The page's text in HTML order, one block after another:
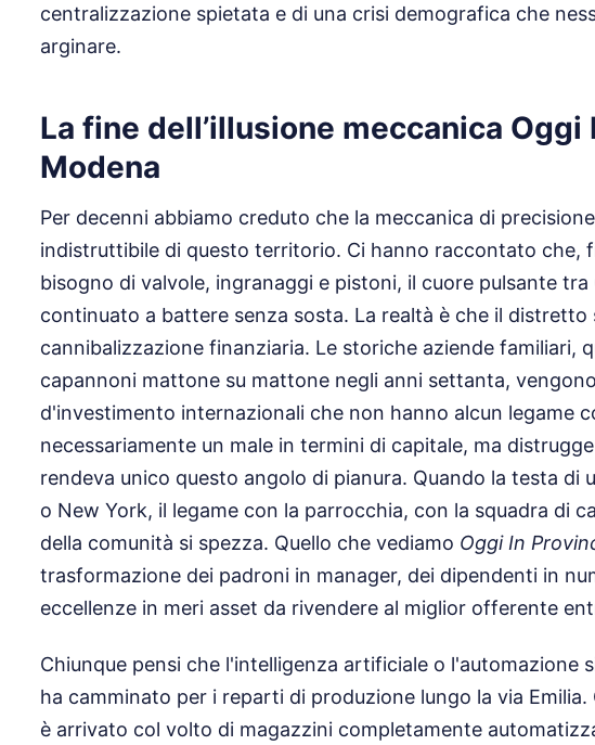
centralizzazione spietata e di una crisi demografica che
arginare.
La fine dell’illusione meccanica Oggi
Modena
Per decenni abbiamo creduto che la meccanica di
indistruttibile di questo territorio. Ci hanno raccontato che,
bisogno di valvole, ingranaggi e pistoni, il cuore pulsante tra
continuato a battere senza sosta. La realtà è che il
cannibalizzazione finanziaria. Le storiche aziende familiari,
capannoni mattone su mattone negli anni settanta,
d'investimento internazionali che non hanno alcun legame
necessariamente un male in termini di capitale, ma
rendeva unico questo angolo di pianura. Quando la testa di
o New York, il legame con la parrocchia, con la squadra di
della comunità si spezza. Quello che vediamo Oggi In
trasformazione dei padroni in manager, dei dipendenti in
eccellenze in meri asset da rivendere al miglior offerente
Chiunque pensi che l'intelligenza artificiale o l'automazione
ha camminato per i reparti di produzione lungo la via
è arrivato col volto di magazzini completamente